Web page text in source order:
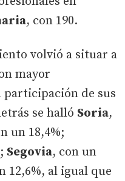
, con 190.
volvió a situar a
mayor
de sus
se halló Soria,
un 18,4%;
Segovia, con un
12,6%, al igual que